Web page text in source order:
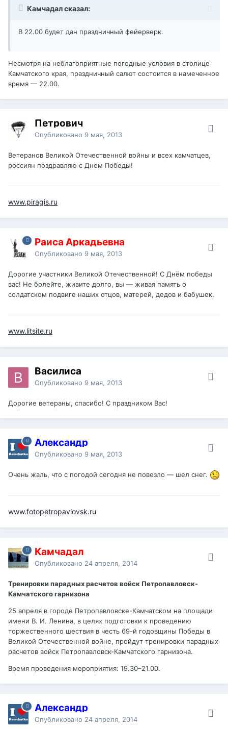
Камчадал сказал:
В 22.00 будет дан праздничный фейерверк.
Несмотря на неблагоприятные погодные условия в столице
Камчатского края, праздничный салют состоится в намеченное
время — 22.00.
Петрович
Опубликовано 9 мая, 2013
Ветеранов Великой Отечественной войны и всех камчатцев,
россиян поздравляю с Днем Победы!
www.piragis.ru
Раиса Аркадьевна
Опубликовано 9 мая, 2013
Дорогие участники Великой Отечественной! С Днём победы
вас! Не болейте, живите долго, вы — живая память о
солдатском подвиге наших отцов, матерей, дедов и бабушек.
www.litsite.ru
Василиса
Опубликовано 9 мая, 2013
Дорогие ветераны, спасибо! С праздником Вас!
Александр
Опубликовано 9 мая, 2013
Очень жаль, что с погодой сегодня не повезло — шел снег.
www.fotopetropavlovsk.ru
Камчадал
Опубликовано 24 апреля, 2014
Тренировки парадных расчетов войск Петропавловск-
Камчатского гарнизона
25 апреля в городе Петропавловске-Камчатском на площади
имени В. И. Ленина, в целях подготовки к проведению
торжественного шествия в честь 69-й годовщины Победы в
Великой Отечественной войне, пройдут тренировки парадных
расчетов войск Петропавловск-Камчатского гарнизона.
Время проведения мероприятия: 19.30–21.00.
Александр
Опубликовано 24 апреля, 2014